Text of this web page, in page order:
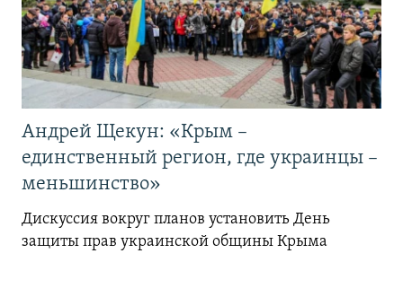
Андрей Щекун: «Крым –
единственный регион, где украинцы –
меньшинство»
Дискуссия вокруг планов установить День
защиты прав украинской общины Крыма